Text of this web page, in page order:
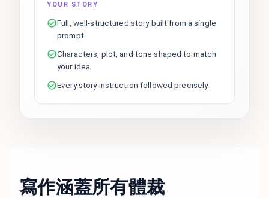
YOUR STORY
Full, well-structured story built from a single
prompt.
Characters, plot, and tone shaped to match
your idea.
Every story instruction followed precisely.
寫作涵蓋所有體裁